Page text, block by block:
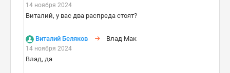
14 ноября 2024
Виталий, у вас два распреда стоят?
Виталий Беляков Влад Мак
14 ноября 2024
Влад, да